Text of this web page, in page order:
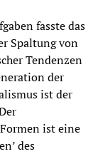
fasste das
Spaltung von
Tendenzen
der
ist der
ist eine
des